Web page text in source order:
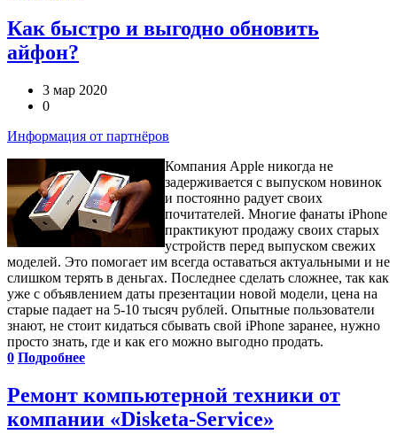
Как быстро и выгодно обновить
айфон?
3 мар 2020
0
Информация от партнёров
Компания Apple никогда не
задерживается с выпуском новинок
и постоянно радует своих
почитателей. Многие фанаты iPhone
практикуют продажу своих старых
устройств перед выпуском свежих
моделей. Это помогает им всегда оставаться актуальными и не
слишком терять в деньгах. Последнее сделать сложнее, так как
уже с объявлением даты презентации новой модели, цена на
старые падает на 5-10 тысяч рублей. Опытные пользователи
знают, не стоит кидаться сбывать свой iPhone заранее, нужно
просто знать, где и как его можно выгодно продать.
0 Подробнее
Ремонт компьютерной техники от
компании «Disketa-Service»